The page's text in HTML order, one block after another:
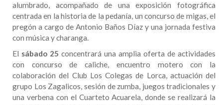
alumbrado, acompañado de una exposición fotográfica
centrada en la historia de la pedanía, un concurso de migas, el
pregón a cargo de Antonio Baños Díaz y una jornada festiva
con música y charanga.
El sábado 25 concentrará una amplia oferta de actividades
con concurso de caliche, encuentro motero con la
colaboración del Club Los Colegas de Lorca, actuación del
grupo Los Zagalicos, sesión de zumba, juegos tradicionales y
una verbena con el Cuarteto Acuarela, donde se realizará la